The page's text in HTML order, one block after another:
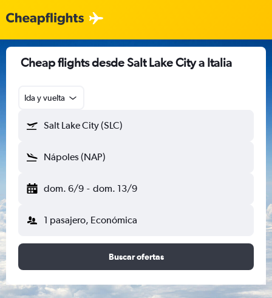
Cheap flights desde Salt Lake City a Italia
Ida y vuelta
Salt Lake City (SLC)
Nápoles (NAP)
dom. 6/9 - dom. 13/9
1 pasajero, Económica
Buscar ofertas